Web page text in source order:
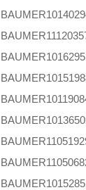
BAUMER
BAUMER
BAUMER
BAUMER
BAUMER
BAUMER
BAUMER
BAUMER
BAUMER